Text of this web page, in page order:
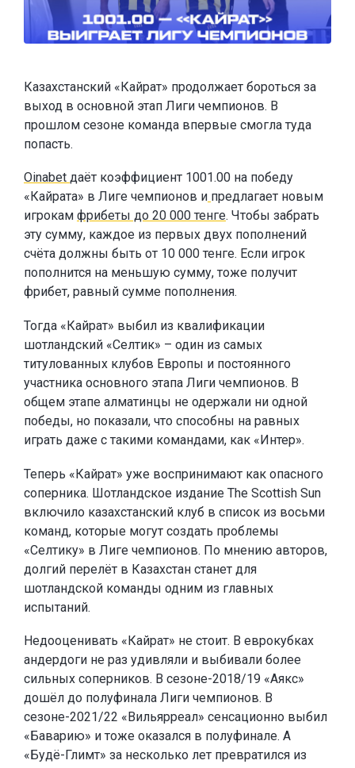
Казахстанский «Кайрат» продолжает бороться за
выход в основной этап Лиги чемпионов. В
прошлом сезоне команда впервые смогла туда
попасть.
Oinabet даёт коэффициент 1001.00 на победу
«Кайрата» в Лиге чемпионов и предлагает новым
игрокам фрибеты до 20 000 тенге. Чтобы забрать
эту сумму, каждое из первых двух пополнений
счёта должны быть от 10 000 тенге. Если игрок
пополнится на меньшую сумму, тоже получит
фрибет, равный сумме пополнения.
Тогда «Кайрат» выбил из квалификации
шотландский «Селтик» – один из самых
титулованных клубов Европы и постоянного
участника основного этапа Лиги чемпионов. В
общем этапе алматинцы не одержали ни одной
победы, но показали, что способны на равных
играть даже с такими командами, как «Интер».
Теперь «Кайрат» уже воспринимают как опасного
соперника. Шотландское издание The Scottish Sun
включило казахстанский клуб в список из восьми
команд, которые могут создать проблемы
«Селтику» в Лиге чемпионов. По мнению авторов,
долгий перелёт в Казахстан станет для
шотландской команды одним из главных
испытаний.
Недооценивать «Кайрат» не стоит. В еврокубках
андердоги не раз удивляли и выбивали более
сильных соперников. В сезоне-2018/19 «Аякс»
дошёл до полуфинала Лиги чемпионов. В
сезоне-2021/22 «Вильярреал» сенсационно выбил
«Баварию» и тоже оказался в полуфинале. А
«Будё-Глимт» за несколько лет превратился из